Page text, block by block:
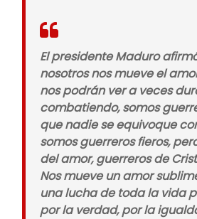
El presidente Maduro
nosotros nos mueve el
nos podrán ver a veces
combatiendo, somos
que nadie se equivoque
somos guerreros fieros,
del amor, guerreros de
Nos mueve un amor
una lucha de toda la vida
por la verdad, por la